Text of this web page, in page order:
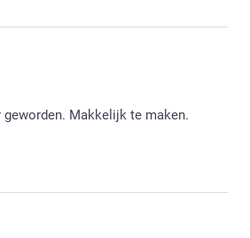
review. Wat ontzettend fijn dat je nog
veel plezier er van!
Makkelijk te maken.
bericht.